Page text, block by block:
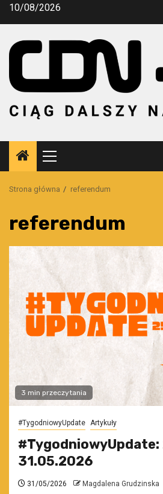
Przejdź
10/08/2026
Menu
główne
Strona główna referendum
referendum
3 min przeczytania
#TygodniowyUpdate Artykuły
#TygodniowyUpdate:
31.05.2026
31/05/2026 Magdalena Grudzinska